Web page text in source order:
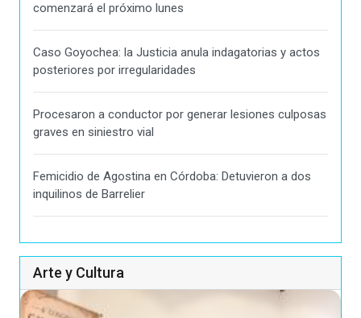
comenzará el próximo lunes
Caso Goyochea: la Justicia anula indagatorias y actos
posteriores por irregularidades
Procesaron a conductor por generar lesiones culposas
graves en siniestro vial
Femicidio de Agostina en Córdoba: Detuvieron a dos
inquilinos de Barrelier
Arte y Cultura